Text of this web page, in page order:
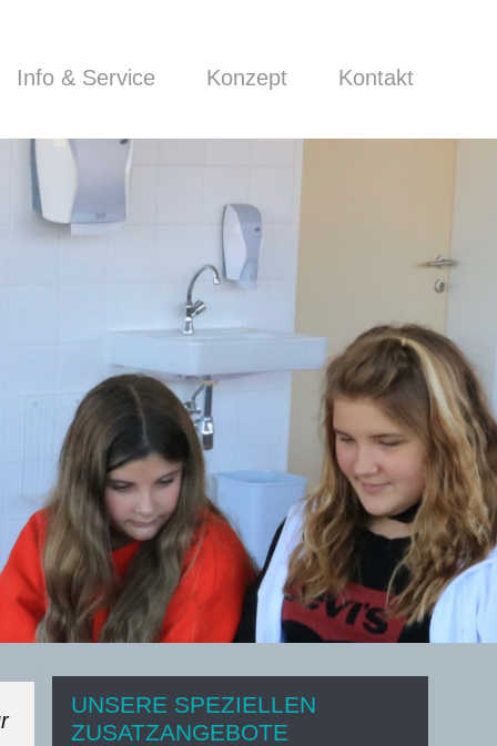
Info & Service Konzept Kontakt
UNSERE SPEZIELLEN
ZUSATZANGEBOTE